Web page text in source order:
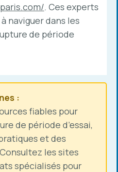
. Ces experts
naviguer dans les
de période
:
fiables pour
de période d’essai,
et des
les sites
spécialisés pour